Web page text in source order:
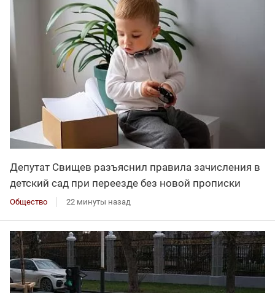
Депутат Свищев разъяснил правила зачисления в
детский сад при переезде без новой прописки
Общество 22 минуты назад